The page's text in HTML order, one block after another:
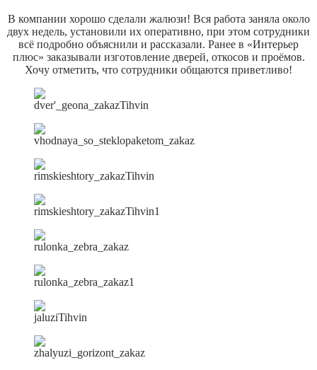
В компании хорошо сделали жалюзи! Вся работа заняла около
двух недель, установили их оперативно, при этом сотрудники
всё подробно объяснили и рассказали. Ранее в «Интерьер
плюс» заказывали изготовление дверей, откосов и проёмов.
Хочу отметить, что сотрудники общаются приветливо!